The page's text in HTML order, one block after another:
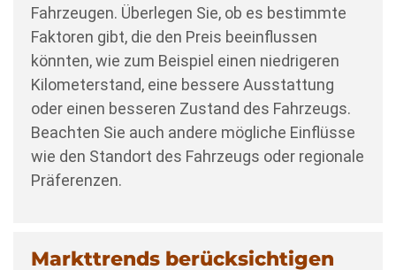
Fahrzeugen. Überlegen Sie, ob es bestimmte
Faktoren gibt, die den Preis beeinflussen
könnten, wie zum Beispiel einen niedrigeren
Kilometerstand, eine bessere Ausstattung
oder einen besseren Zustand des Fahrzeugs.
Beachten Sie auch andere mögliche Einflüsse
wie den Standort des Fahrzeugs oder regionale
Präferenzen.
Markttrends berücksichtigen